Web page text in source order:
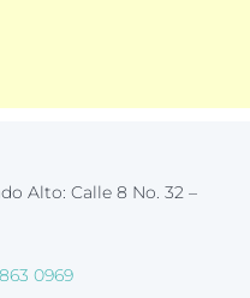
Alto: Calle 8 No. 32 –
863 0969